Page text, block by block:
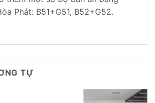
Phát: B51+G51, B52+G52.
TỰ